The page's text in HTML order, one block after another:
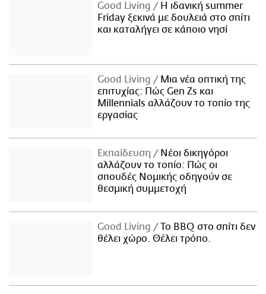
Good Living
Η ιδανική summer
Friday ξεκινά με δουλειά στο σπίτι
και καταλήγει σε κάποιο νησί
Good Living
Μια νέα οπτική της
επιτυχίας: Πώς Gen Zs και
Millennials αλλάζουν το τοπίο της
εργασίας
Εκπαίδευση
Νέοι δικηγόροι
αλλάζουν το τοπίο: Πώς οι
σπουδές Νομικής οδηγούν σε
θεσμική συμμετοχή
Good Living
Το BBQ στο σπίτι δεν
θέλει χώρο. Θέλει τρόπο.